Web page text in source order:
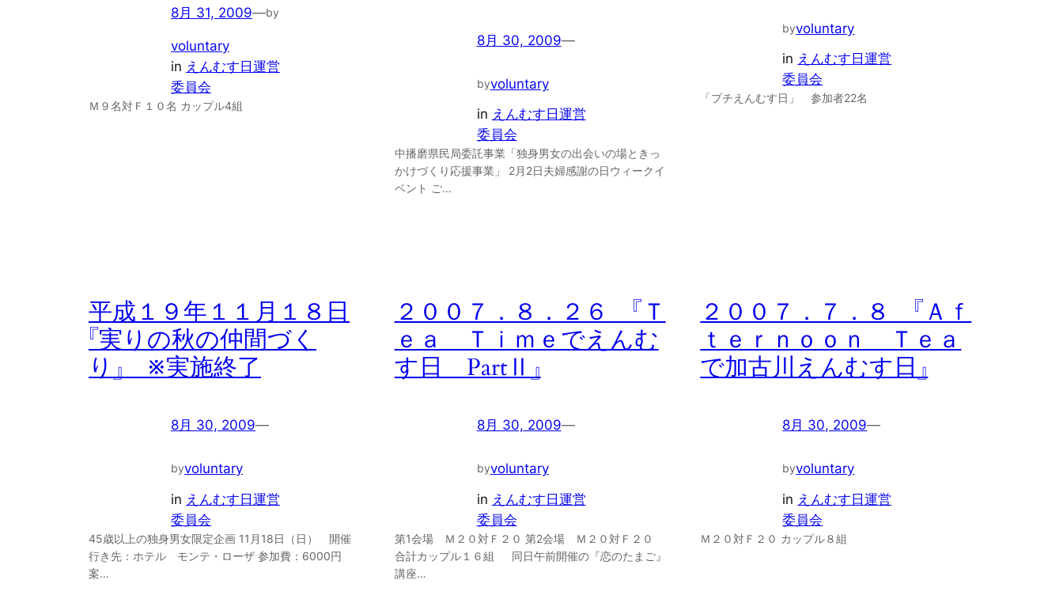
8月 31, 2009—by
voluntary
in えんむす日運営
委員会
Ｍ９名対Ｆ１０名 カップル4組
8月 30, 2009—
byvoluntary
in えんむす日運営
委員会
中播磨県民局委託事業「独身男女の出会いの場ときっ
かけづくり応援事業」 2月2日夫婦感謝の日ウィークイ
ベント ご…
byvoluntary
in えんむす日運営
委員会
「プチえんむす日」 参加者22名
平成１９年１１月１８日
『実りの秋の仲間づく
り』 ※実施終了
8月 30, 2009—
byvoluntary
in えんむす日運営
委員会
45歳以上の独身男女限定企画 11月18日（日） 開催
行き先：ホテル モンテ・ローザ 参加費：6000円
案…
２００７．８．２６ 『Ｔ
ｅａ Ｔｉｍｅでえんむ
す日 PartⅡ』
8月 30, 2009—
byvoluntary
in えんむす日運営
委員会
第1会場 Ｍ２０対Ｆ２０ 第2会場 Ｍ２０対Ｆ２０
合計カップル１６組 同日午前開催の『恋のたまご』
講座…
２００７．７．８ 『Ａｆ
ｔｅｒｎｏｏｎ Ｔｅａ
で加古川えんむす日』
8月 30, 2009—
byvoluntary
in えんむす日運営
委員会
Ｍ２０対Ｆ２０ カップル８組